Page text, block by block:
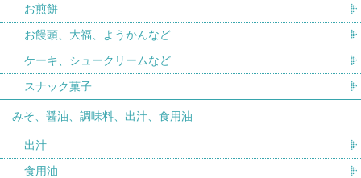
お煎餅
お饅頭、大福、ようかんなど
ケーキ、シュークリームなど
スナック菓子
みそ、醤油、調味料、出汁、食用油
出汁
食用油